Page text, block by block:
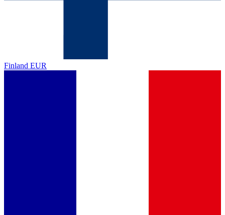
Finland EUR